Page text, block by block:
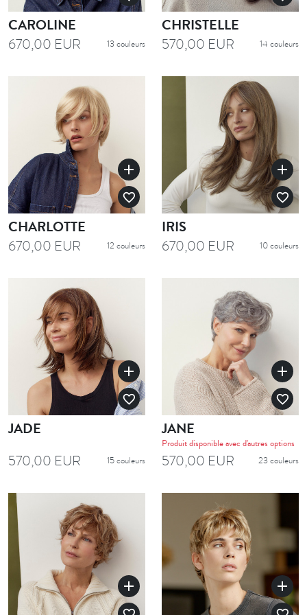
CAROLINE
670,00 EUR 13 couleurs
CHRISTELLE
570,00 EUR 14 couleurs
add
favorite_border
CHARLOTTE
670,00 EUR 12 couleurs
add
favorite_border
IRIS
670,00 EUR 10 couleurs
add
favorite_border
JADE
570,00 EUR 15 couleurs
add
favorite_border
JANE
Produit disponible avec d'autres options
570,00 EUR 23 couleurs
add add